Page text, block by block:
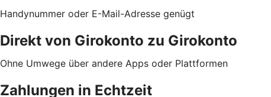
Handynummer oder E-Mail-Adresse genügt
Direkt von Girokonto zu Girokonto
Ohne Umwege über andere Apps oder Plattformen
Zahlungen in Echtzeit